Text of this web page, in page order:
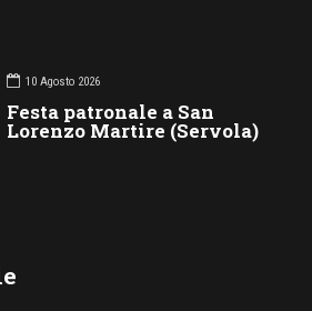
10 Agosto 2026
Festa patronale a San
Lorenzo Martire (Servola)